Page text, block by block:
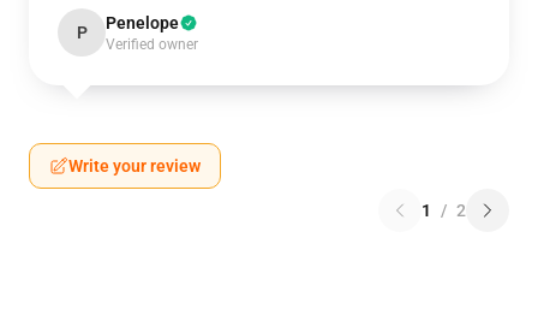
P Penelope
Verified owner
Write your review
1 / 2